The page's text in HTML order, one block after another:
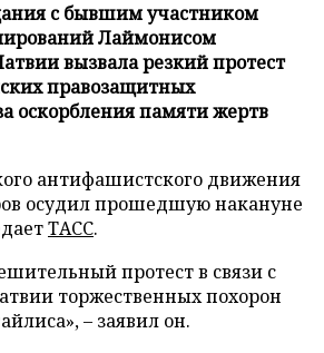
с бывшим участником
Лаймонисом
вызвала резкий протест
правозащитных
оскорбления памяти жертв
антифашистского движения
осудил прошедшую накануне
ТАСС.
протест в связи с
торжественных похорон
– заявил он.